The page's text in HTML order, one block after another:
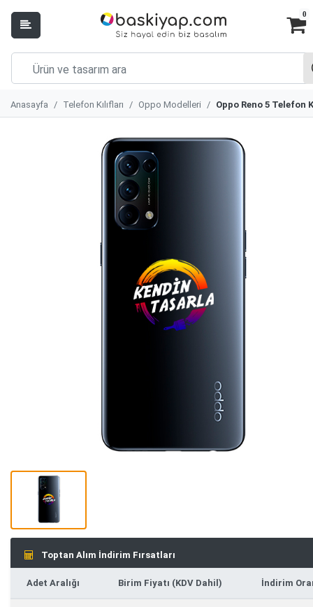
0
Anasayfa Telefon Kılıfları Oppo Modelleri Oppo Reno 5 Telefon
Toptan Alım İndirim Fırsatları
Adet Aralığı Birim Fiyatı (KDV Dahil) İndirim